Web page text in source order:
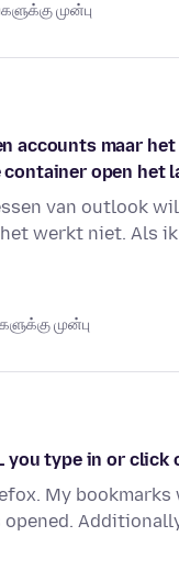
முன்பு
accounts maar
open
van outlook
werkt niet. Als ik
முன்பு
you type in or
My